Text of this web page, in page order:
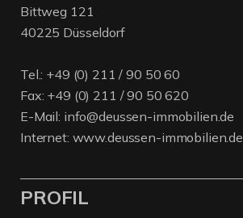
Bittweg 121
40225 Düsseldorf
Tel.: +49 (0) 211 / 90 50 60
Fax: +49 (0) 211 / 90 50 620
E-Mail: info@deussen-immobilien.de
Internet: www.deussen-immobilien.de
PROFIL